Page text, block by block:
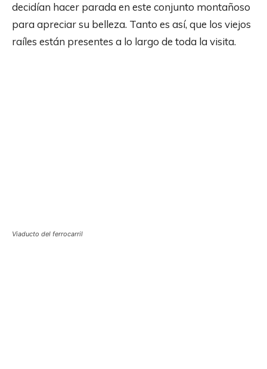
decidían hacer parada en este conjunto montañoso
para apreciar su belleza. Tanto es así, que los viejos
raíles están presentes a lo largo de toda la visita.
Viaducto del ferrocarril